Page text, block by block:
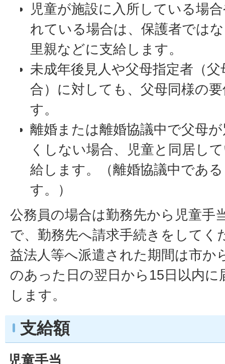
児童が施設に入所している場
れている場合は、保護者では
里親などに支給します。
未成年後見人や父母指定者（
合）に対しても、父母同様の
す。
離婚または離婚協議中で父母
くしない場合、児童と同居し
給します。（離婚協議中であ
す。）
公務員の場合は勤務先から児童手
で、勤務先へ請求手続きをしてく
益法人等へ派遣された期間は市か
のあった日の翌日から15日以内に
します。
支給額
児童手当